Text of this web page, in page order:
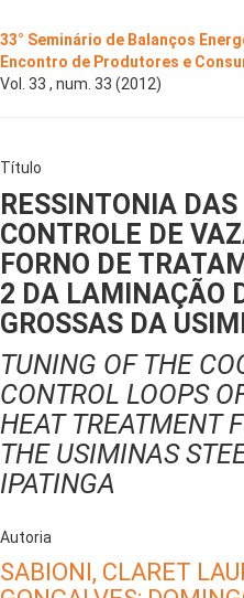
33° Seminário de Balanços
Encontro de Produtores e
Vol. 33 , num. 33 (2012)
Título
RESSINTONIA
CONTROLE DE
FORNO DE
2 DA LAMINAÇÃO
GROSSAS DA
TUNING OF THE
CONTROL LOOPS
HEAT TREATMENT
THE USIMINAS
IPATINGA
Autoria
SABIONI, CLARET